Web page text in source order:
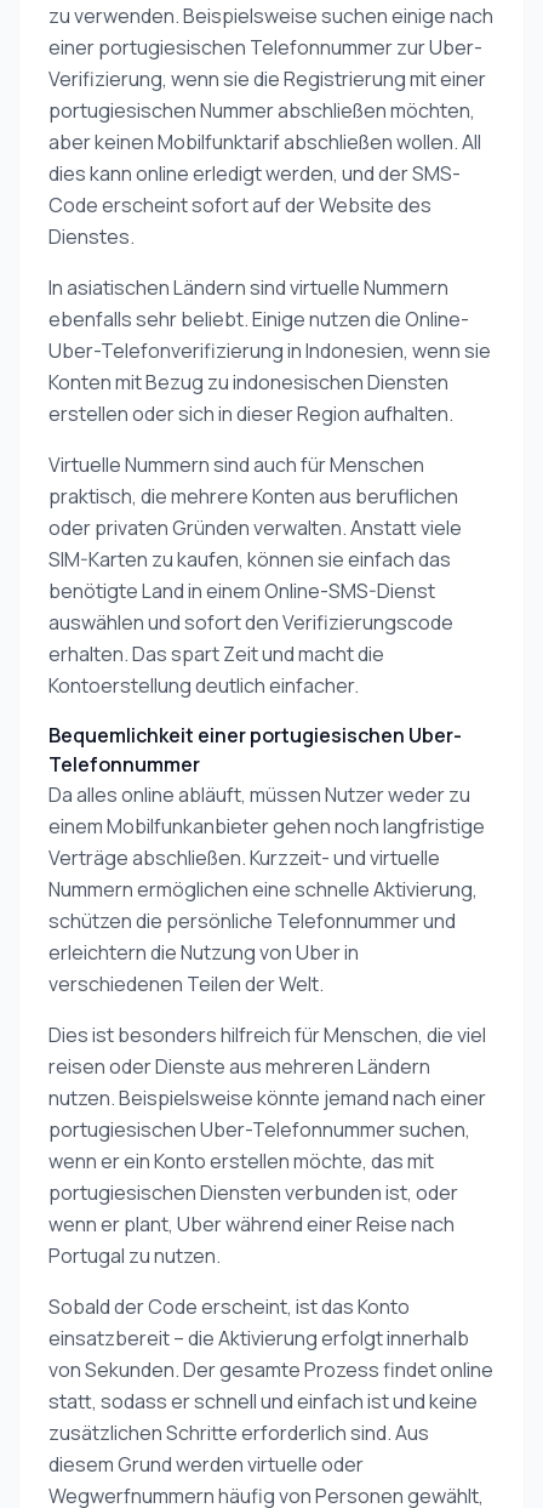
zu verwenden. Beispielsweise suchen einige nach
einer portugiesischen Telefonnummer zur Uber-
Verifizierung, wenn sie die Registrierung mit einer
portugiesischen Nummer abschließen möchten,
aber keinen Mobilfunktarif abschließen wollen. All
dies kann online erledigt werden, und der SMS-
Code erscheint sofort auf der Website des
Dienstes.
In asiatischen Ländern sind virtuelle Nummern
ebenfalls sehr beliebt. Einige nutzen die Online-
Uber-Telefonverifizierung in Indonesien, wenn sie
Konten mit Bezug zu indonesischen Diensten
erstellen oder sich in dieser Region aufhalten.
Virtuelle Nummern sind auch für Menschen
praktisch, die mehrere Konten aus beruflichen
oder privaten Gründen verwalten. Anstatt viele
SIM-Karten zu kaufen, können sie einfach das
benötigte Land in einem Online-SMS-Dienst
auswählen und sofort den Verifizierungscode
erhalten. Das spart Zeit und macht die
Kontoerstellung deutlich einfacher.
Bequemlichkeit einer portugiesischen Uber-
Telefonnummer
Da alles online abläuft, müssen Nutzer weder zu
einem Mobilfunkanbieter gehen noch langfristige
Verträge abschließen. Kurzzeit- und virtuelle
Nummern ermöglichen eine schnelle Aktivierung,
schützen die persönliche Telefonnummer und
erleichtern die Nutzung von Uber in
verschiedenen Teilen der Welt.
Dies ist besonders hilfreich für Menschen, die viel
reisen oder Dienste aus mehreren Ländern
nutzen. Beispielsweise könnte jemand nach einer
portugiesischen Uber-Telefonnummer suchen,
wenn er ein Konto erstellen möchte, das mit
portugiesischen Diensten verbunden ist, oder
wenn er plant, Uber während einer Reise nach
Portugal zu nutzen.
Sobald der Code erscheint, ist das Konto
einsatzbereit – die Aktivierung erfolgt innerhalb
von Sekunden. Der gesamte Prozess findet online
statt, sodass er schnell und einfach ist und keine
zusätzlichen Schritte erforderlich sind. Aus
diesem Grund werden virtuelle oder
Wegwerfnummern häufig von Personen gewählt,